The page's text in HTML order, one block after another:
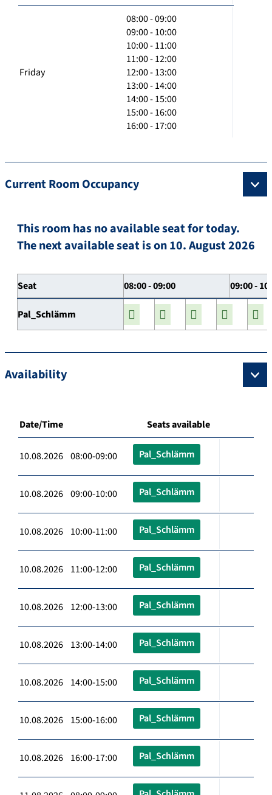
Friday
08:00 - 09:00
09:00 - 10:00
10:00 - 11:00
11:00 - 12:00
12:00 - 13:00
13:00 - 14:00
14:00 - 15:00
15:00 - 16:00
16:00 - 17:00
Current Room Occupancy
This room has no available seat for today.
The next available seat is on 10. August 2026
Seat 08:00 - 09:00 09:00 -
Pal_Schlämm
Availability
Date/Time Seats available
10.08.2026 08:00-09:00 Pal_Schlämm
10.08.2026 09:00-10:00 Pal_Schlämm
10.08.2026 10:00-11:00 Pal_Schlämm
10.08.2026 11:00-12:00 Pal_Schlämm
10.08.2026 12:00-13:00 Pal_Schlämm
10.08.2026 13:00-14:00 Pal_Schlämm
10.08.2026 14:00-15:00 Pal_Schlämm
10.08.2026 15:00-16:00 Pal_Schlämm
10.08.2026 16:00-17:00 Pal_Schlämm